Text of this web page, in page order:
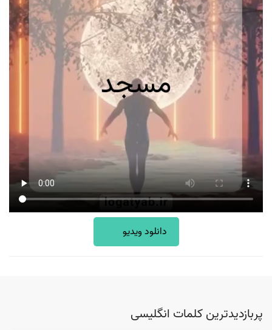
دانلود ویدیو
پربازدیدترین کلمات انگلیسی